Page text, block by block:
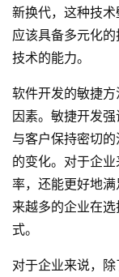
新换代，这种技
应该具备多元化
技术的能力。
软件开发的敏捷
因素。敏捷开发
与客户保持密切
的变化。对于企
率，还能更好地
来越多的企业在
式。
对于企业来说，